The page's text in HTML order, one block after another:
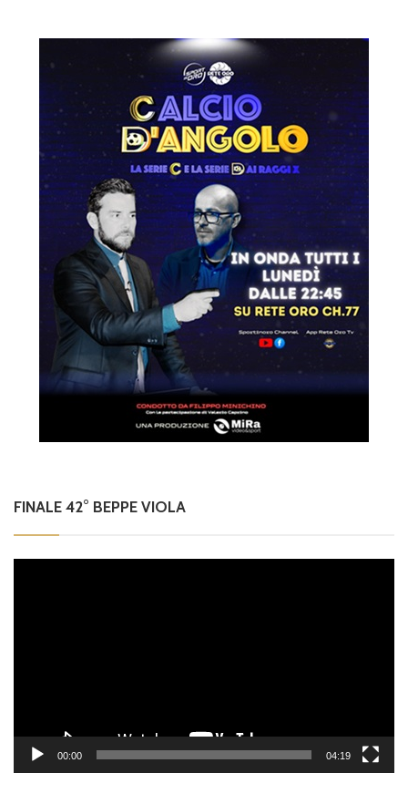
FINALE 42° BEPPE VIOLA
00:00 04:19